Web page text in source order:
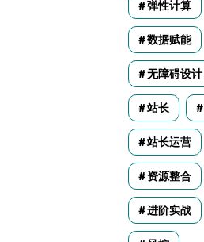
弹性计算
数据赋能
无障碍设计
站长
站长运营
资源整合
进阶实战